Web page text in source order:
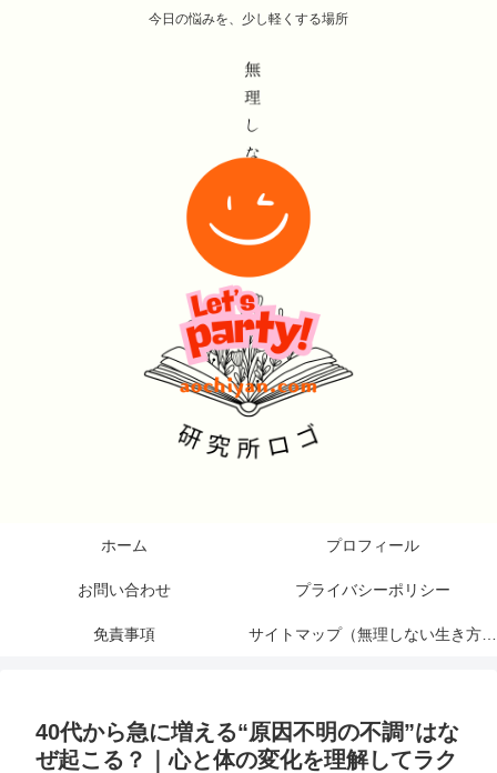
今日の悩みを、少し軽くする場所
ホーム プロフィール
お問い合わせ プライバシーポリシー
免責事項 サイトマップ（無理しない生き方研究所）
40代から急に増える“原因不明の不調”はな
ぜ起こる？｜心と体の変化を理解してラク